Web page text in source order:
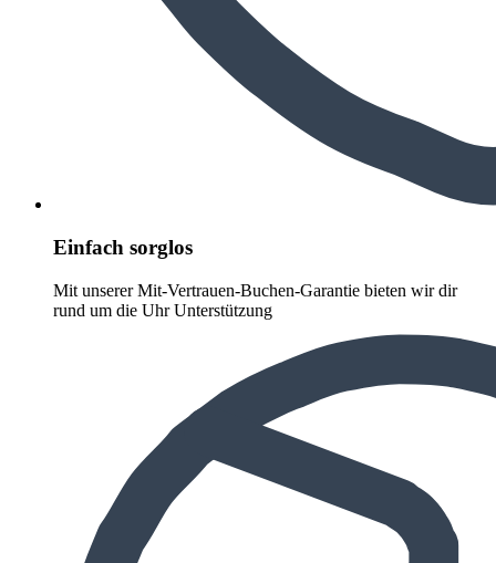
Einfach sorglos
Mit unserer Mit-Vertrauen-Buchen-Garantie bieten wir dir
rund um die Uhr Unterstützung